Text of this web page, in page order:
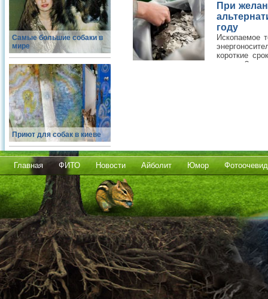
Самые большие собаки в
мире
Приют для собак в киеве
При
году
Ископаемое
короткие
энергии?
Главная ФИТО Новости Айболит Юмор